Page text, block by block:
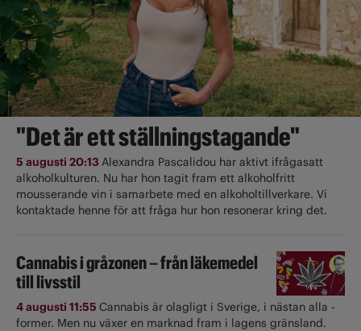
"Det är ett ställningstagande"
5 augusti 20:13Alexandra Pascalidou har aktivt ifrågasatt
alkoholkulturen. Nu har hon tagit fram ett alkoholfritt
mousserande vin i samarbete med en alkoholtillverkare. Vi
kontaktade henne för att fråga hur hon resonerar kring det.
Cannabis i gråzonen – från läkemedel
till livsstil
4 augusti 11:55 Cannabis är olagligt i ­Sverige, i nästan alla ­
former. Men nu växer en marknad fram i lagens gränsland.